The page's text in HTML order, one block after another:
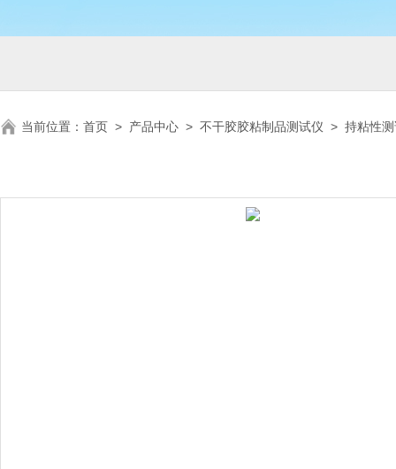
当前位置： 首页 > 产品中心 > 不干胶胶粘制品测试仪 > 持粘性